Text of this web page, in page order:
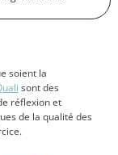
soient la
sont des
réflexion et
de la qualité des